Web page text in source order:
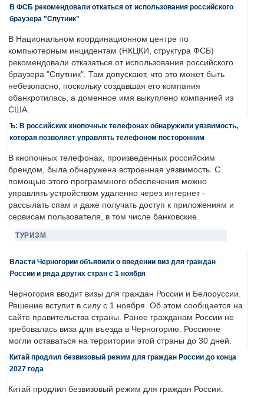
В ФСБ рекомендовали откаться от использования российского
браузера "Спутник"
В Национальном координационном центре по
компьютерным инцидентам (НКЦКИ, структура ФСБ)
рекомендовали отказаться от использования российского
браузера "Спутник". Там допускают, что это может быть
небезопасно, поскольку создавшая его компания
обанкротилась, а доменное имя выкуплено компанией из
США.
Ъ: В российских кнопочных телефонах обнаружили уязвимость,
которая позволяет управлять телефоном посторонним
В кнопочных телефонах, произведенных российским
брендом, была обнаружена встроенная уязвимость. С
помощью этого программного обеспечения можно
управлять устройством удаленно через интернет -
рассылать спам и даже получать доступ к приложениям и
сервисам пользователя, в том числе банковские.
ТУРИЗМ
Власти Черногории объявили о введении виз для граждан
России и ряда других стран с 1 ноября
Черногория вводит визы для граждан России и Белоруссии.
Решение вступит в силу с 1 ноября. Об этом сообщается на
сайте правительства страны. Ранее гражданам России не
требовалась виза для въезда в Черногорию. Россияне
могли оставаться на территории этой страны до 30 дней.
Китай продлил безвизовый режим для граждан России до конца
2027 года
Китай продлил безвизовый режим для граждан России.